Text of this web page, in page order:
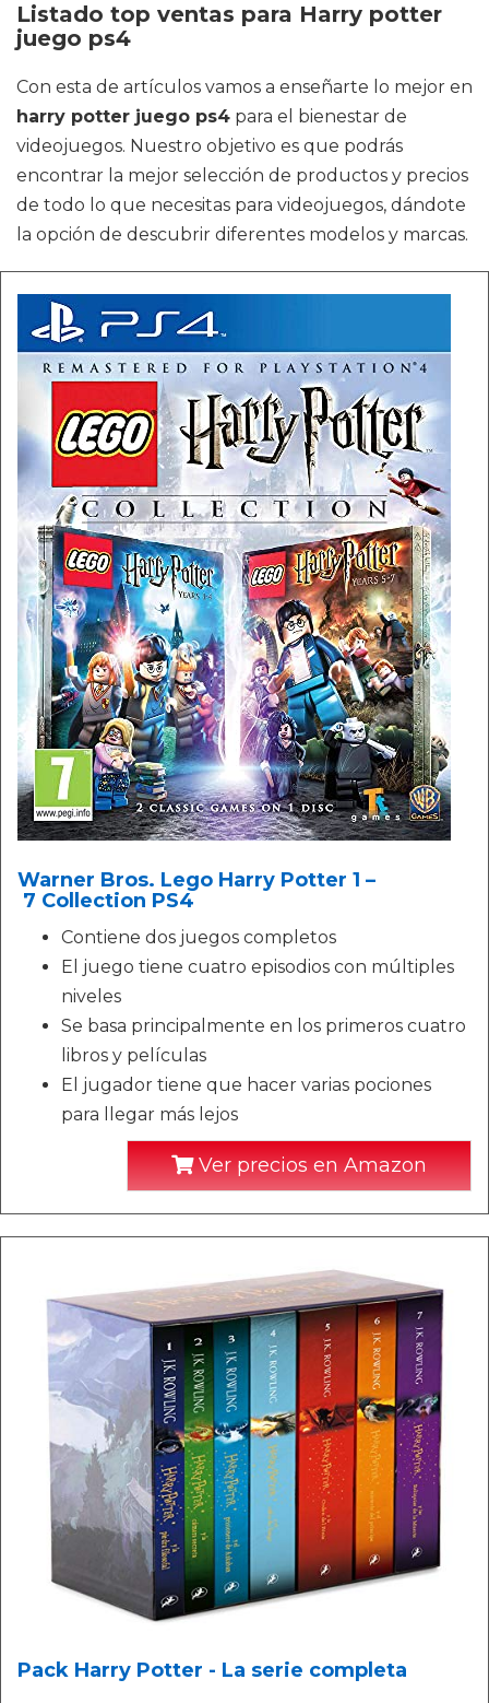
Listado top ventas para Harry potter
juego ps4
Con esta de artículos vamos a enseñarte lo mejor en
harry potter juego ps4 para el bienestar de
videojuegos. Nuestro objetivo es que podrás
encontrar la mejor selección de productos y precios
de todo lo que necesitas para videojuegos, dándote
la opción de descubrir diferentes modelos y marcas.
Warner Bros. Lego Harry Potter 1 –
7 Collection PS4
Contiene dos juegos completos
El juego tiene cuatro episodios con múltiples
niveles
Se basa principalmente en los primeros cuatro
libros y películas
El jugador tiene que hacer varias pociones
para llegar más lejos
Ver precios en Amazon
Pack Harry Potter - La serie completa